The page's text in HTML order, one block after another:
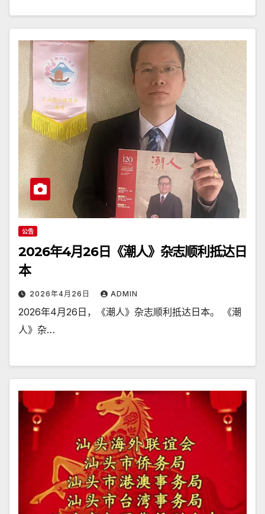
公告
2026年4月26日《潮人》杂志顺利抵达日
本
2026年4月26日 ADMIN
2026年4月26日，《潮人》杂志顺利抵达日本。 《潮
人》杂…